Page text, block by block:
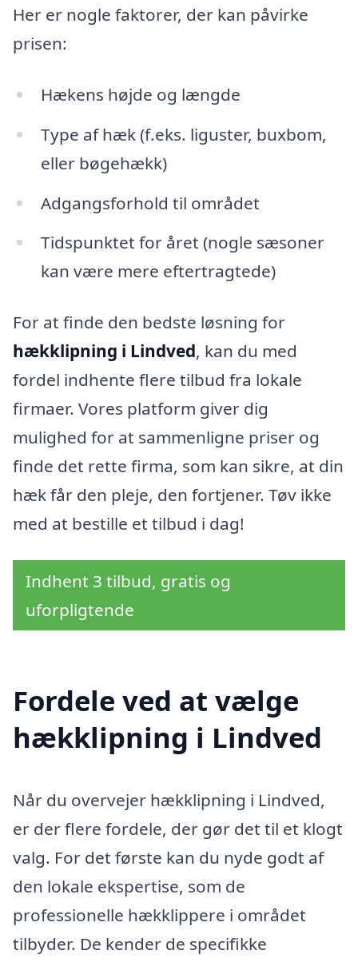
Her er nogle faktorer, der kan påvirke
prisen:
Hækens højde og længde
Type af hæk (f.eks. liguster, buxbom,
eller bøgehækk)
Adgangsforhold til området
Tidspunktet for året (nogle sæsoner
kan være mere eftertragtede)
For at finde den bedste løsning for
hækklipning i Lindved, kan du med
fordel indhente flere tilbud fra lokale
firmaer. Vores platform giver dig
mulighed for at sammenligne priser og
finde det rette firma, som kan sikre, at din
hæk får den pleje, den fortjener. Tøv ikke
med at bestille et tilbud i dag!
Indhent 3 tilbud, gratis og
uforpligtende
Fordele ved at vælge
hækklipning i Lindved
Når du overvejer hækklipning i Lindved,
er der flere fordele, der gør det til et klogt
valg. For det første kan du nyde godt af
den lokale ekspertise, som de
professionelle hækklippere i området
tilbyder. De kender de specifikke